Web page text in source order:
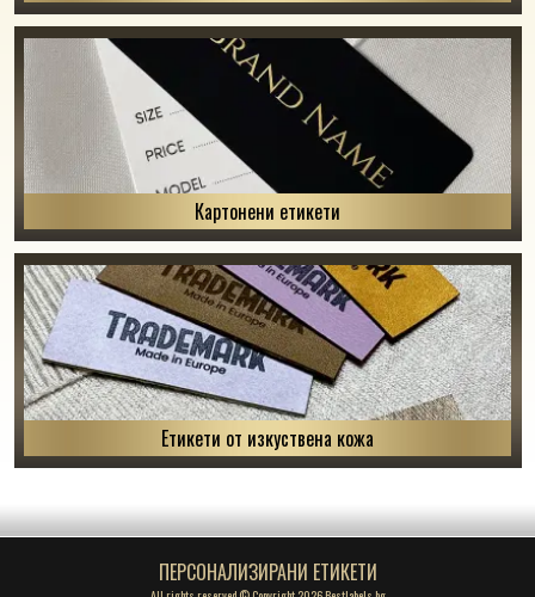
Картонени етикети
Етикети от изкуствена кожа
ПЕРСОНАЛИЗИРАНИ ЕТИКЕТИ